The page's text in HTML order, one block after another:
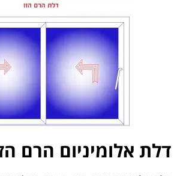
דלת אלומיניום הרם